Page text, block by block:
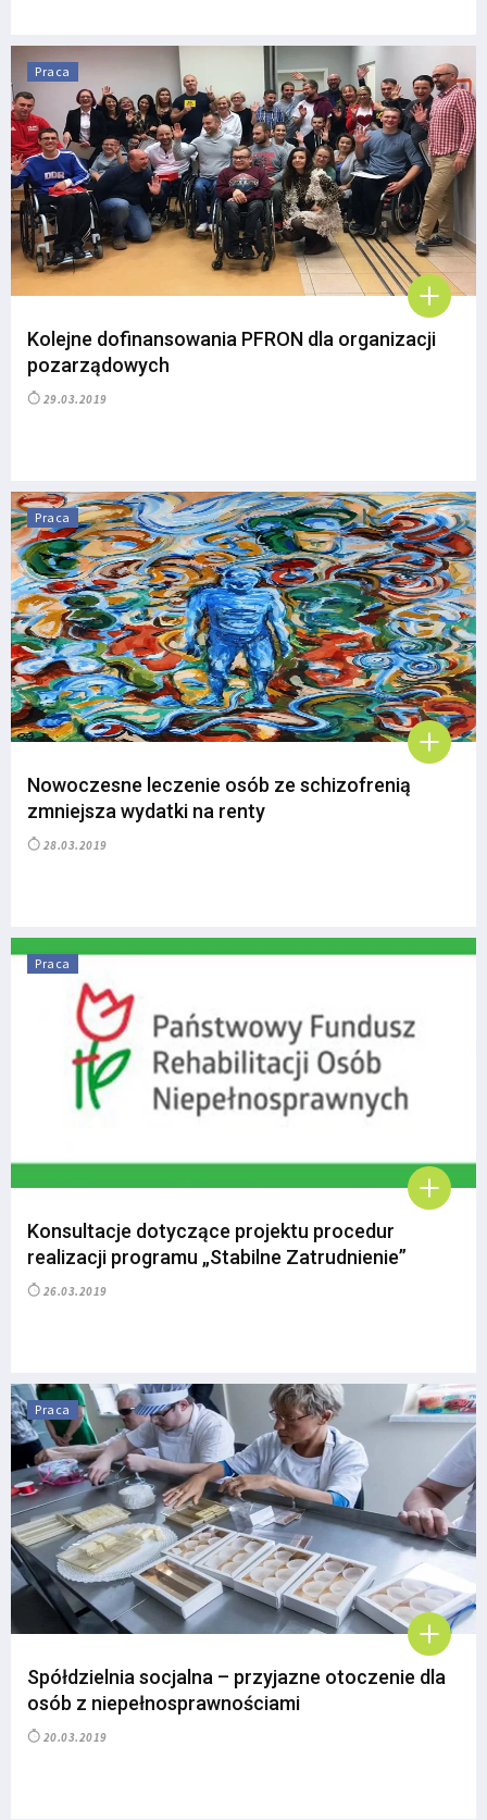
Praca
Kolejne dofinansowania PFRON dla organizacji
pozarządowych
29.03.2019
Praca
Nowoczesne leczenie osób ze schizofrenią
zmniejsza wydatki na renty
28.03.2019
Praca
Konsultacje dotyczące projektu procedur
realizacji programu „Stabilne Zatrudnienie”
26.03.2019
Praca
Spółdzielnia socjalna – przyjazne otoczenie dla
osób z niepełnosprawnościami
20.03.2019